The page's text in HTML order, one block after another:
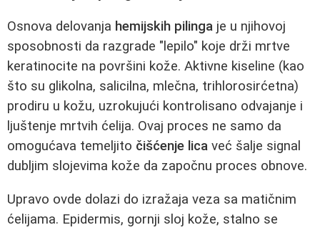
Osnova delovanja hemijskih pilinga je u njihovoj
sposobnosti da razgrade "lepilo" koje drži mrtve
keratinocite na površini kože. Aktivne kiseline (kao
što su glikolna, salicilna, mlečna, trihlorosirćetna)
prodiru u kožu, uzrokujući kontrolisano odvajanje i
ljuštenje mrtvih ćelija. Ovaj proces ne samo da
omogućava temeljito čišćenje lica već šalje signal
dubljim slojevima kože da započnu proces obnove.
Upravo ovde dolazi do izražaja veza sa matičnim
ćelijama. Epidermis, gornji sloj kože, stalno se